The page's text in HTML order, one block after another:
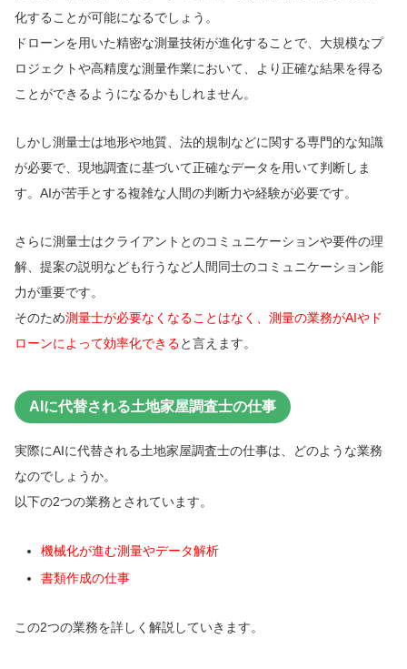
化することが可能になるでしょう。
ドローンを用いた精密な測量技術が進化することで、大規模なプ
ロジェクトや高精度な測量作業において、より正確な結果を得る
ことができるようになるかもしれません。
しかし測量士は地形や地質、法的規制などに関する専門的な知識
が必要で、現地調査に基づいて正確なデータを用いて判断しま
す。AIが苦手とする複雑な人間の判断力や経験が必要です。
さらに測量士はクライアントとのコミュニケーションや要件の理
解、提案の説明なども行うなど人間同士のコミュニケーション能
力が重要です。
そのため測量士が必要なくなることはなく、測量の業務がAIやド
ローンによって効率化できると言えます。
AIに代替される土地家屋調査士の仕事
実際にAIに代替される土地家屋調査士の仕事は、どのような業務
なのでしょうか。
以下の2つの業務とされています。
機械化が進む測量やデータ解析
書類作成の仕事
この2つの業務を詳しく解説していきます。